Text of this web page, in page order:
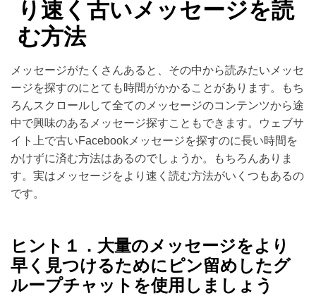
り速く古いメッセージを読
む方法
メッセージがたくさんあると、その中から読みたいメッセ
ージを探すのにとても時間がかかることがあります。もち
ろんスクロールして全てのメッセージのコンテンツから途
中で興味のあるメッセージ探すこともできます。ウェブサ
イト上で古いFacebookメッセージを探すのに長い時間を
かけずに済む方法はあるのでしょうか。もちろんありま
す。実はメッセージをより速く読む方法がいくつもあるの
です。
ヒント１．大量のメッセージをより
早く見つけるためにピン留めしたグ
ループチャットを使用しましょう